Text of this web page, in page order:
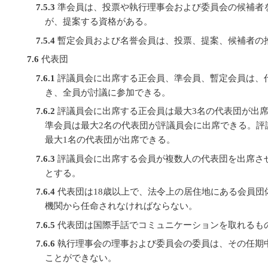
7.5.3 準会員は、投票や執行理事会および委員会の候補者
が、提案する資格がある。
7.5.4 暫定会員および名誉会員は、投票、提案、候補者の
7.6 代表団
7.6.1 評議員会に出席する正会員、準会員、暫定会員は、
き、全員が討議に参加できる。
7.6.2 評議員会に出席する正会員は最大3名の代表団が出
準会員は最大2名の代表団が評議員会に出席できる。
最大1名の代表団が出席できる。
7.6.3 評議員会に出席する会員が複数人の代表団を出席
とする。
7.6.4 代表団は18歳以上で、法令上の居住地にある会員
機関から任命されなければならない。
7.6.5 代表団は国際手話でコミュニケーションを取れるも
7.6.6 執行理事会の理事および委員会の委員は、その任
ことができない。